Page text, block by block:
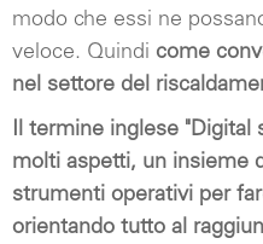
modo che essi ne
veloce. Quindi come
nel settore del
Il termine inglese "Digital
molti aspetti, un insieme
strumenti operativi per
orientando tutto al